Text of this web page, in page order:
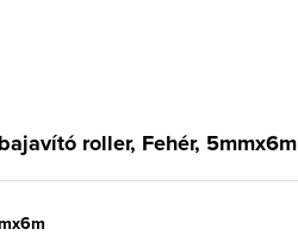
roller, Fehér, 5mmx6m